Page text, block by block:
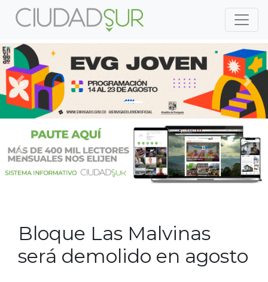
Previous
Previous
Bloque Las Malvinas
será demolido en agosto